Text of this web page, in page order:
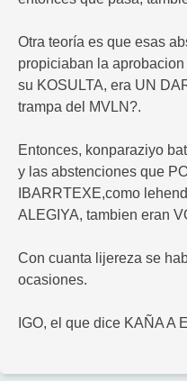
Otra teoría es que esas
propiciaban la
su KOSULTA, era UN
trampa del MVLN?.
Entonces, konparaziyo
y las abstenciones que
IBARRTEXE,como
ALEGIYA, tambien eran
Con cuanta lijereza se
ocasiones.
IGO, el que dice KAÑA A